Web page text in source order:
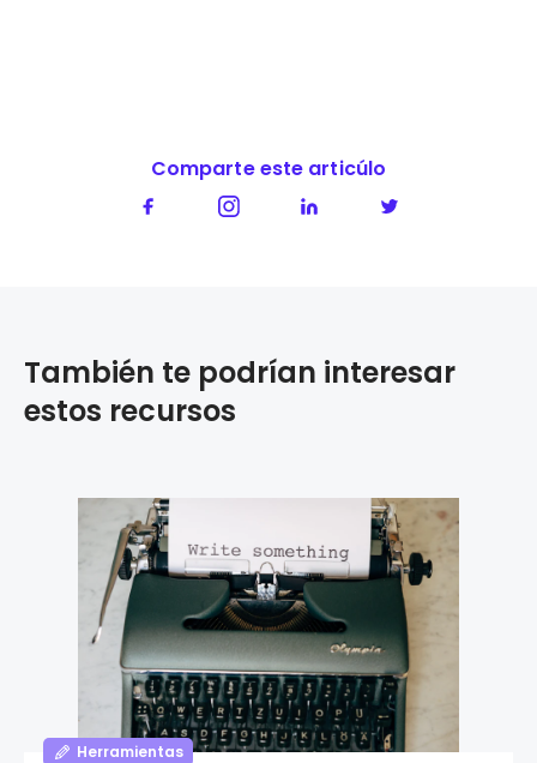
Comparte este articúlo
También te podrían interesar
estos recursos
Herramientas